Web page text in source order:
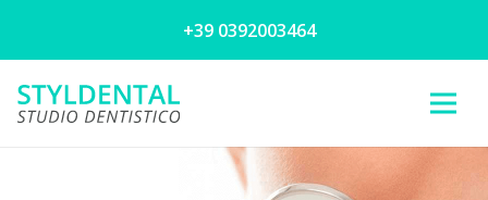
+39 0392003464